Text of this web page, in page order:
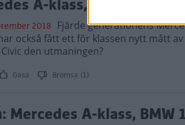
A-klass, BMW 1-
2018 Fjärde generationens
också fått ett för klassen nytt mått
den utmaningen?
Gasa Bromsa (1)
Mercedes A-klass, BMW